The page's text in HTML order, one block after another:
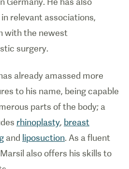
relevant associations,
with the newest
surgery.
already amassed more
to his name, being capable
parts of the body; a
rhinoplasty, breast
and liposuction. As a fluent
also offers his skills to